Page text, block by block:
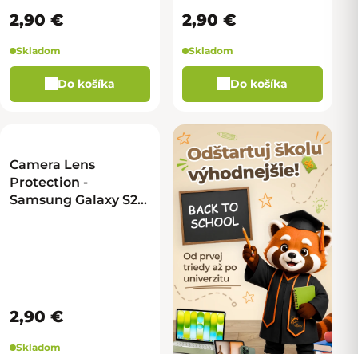
2,90 €
Skladom
Do košíka
malé
2,90 €
Skladom
Do košíka
Camera Lens
Protection -
Samsung Galaxy S25
2,90 €
Skladom